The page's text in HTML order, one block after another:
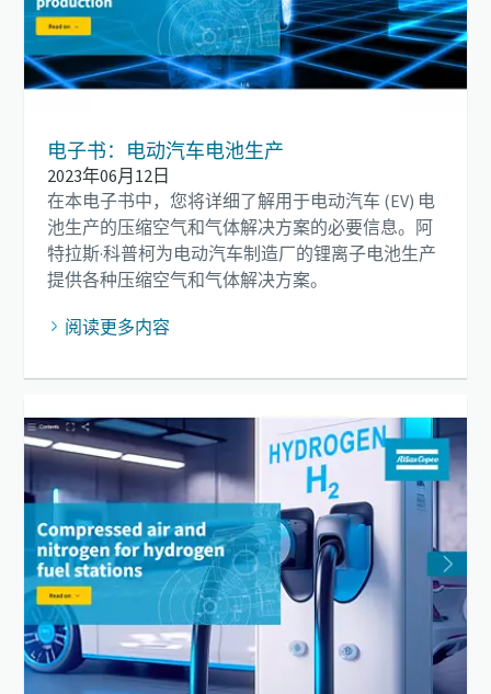
电子书：电动汽车电池生产
2023年06月12日
在本电子书中，您将详细了解用于电动汽车 (EV) 电
池生产的压缩空气和气体解决方案的必要信息。阿
特拉斯·科普柯为电动汽车制造厂的锂离子电池生产
提供各种压缩空气和气体解决方案。
阅读更多内容